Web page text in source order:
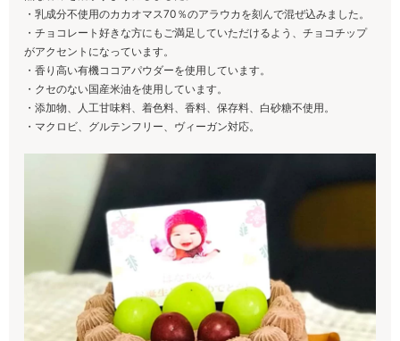
・乳成分不使用のカカオマス70％のアラウカを刻んで混ぜ込みました。
・チョコレート好きな方にもご満足していただけるよう、チョコチップ
がアクセントになっています。
・香り高い有機ココアパウダーを使用しています。
・クセのない国産米油を使用しています。
・添加物、人工甘味料、着色料、香料、保存料、白砂糖不使用。
・マクロビ、グルテンフリー、ヴィーガン対応。